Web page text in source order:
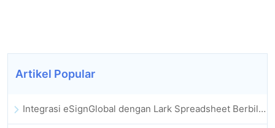
Artikel Popular
Integrasi eSignGlobal dengan Lark Spreadsheet Berbilang Dimensi Dilancarkan Secara Rasmi: Automasi Penuh Proses Menandatangani dan Mengarkib Kontrak Elektronik